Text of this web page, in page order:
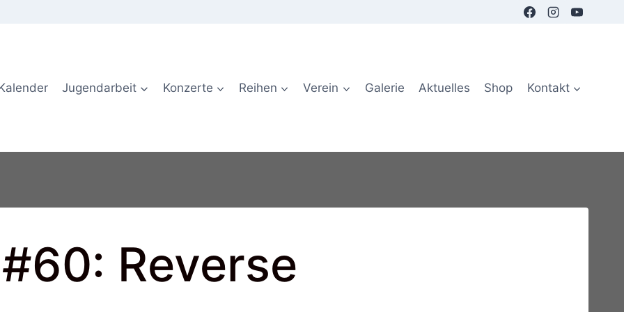
Jugendarbeit Konzerte Reihen Verein Galerie Aktuelles Shop Kontakt
Reverse